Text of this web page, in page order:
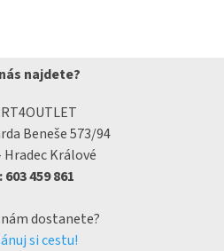
najdete?
Beneše 573/94
Hradec Králové
459 861
nám dostanete?
si cestu!